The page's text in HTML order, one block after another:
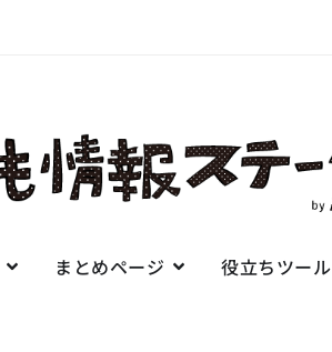
まとめページ 役立ちツール